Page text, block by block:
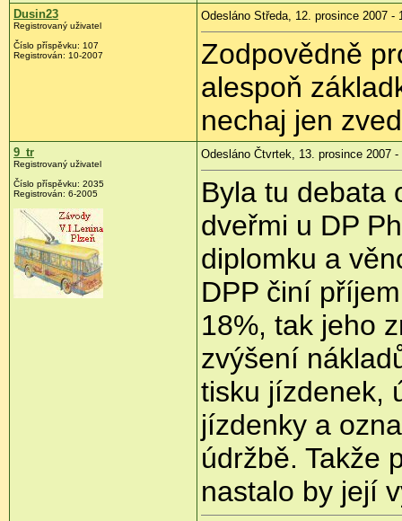
Dusin23
Registrovaný uživatel
Číslo příspěvku: 107
Registrován: 10-2007
Odesláno Středa, 12. prosince 2007 -
Zodpovědně
alespoň
nechaj jen
9_tr
Registrovaný uživatel
Číslo příspěvku: 2035
Registrován: 6-2005
Odesláno Čtvrtek, 13. prosince 2007 -
Byla tu debata
dveřmi u DP
diplomku a
DPP činí
18%, tak jeho
zvýšení
tisku jízdenek,
jízdenky a
údržbě. Takže
nastalo by její